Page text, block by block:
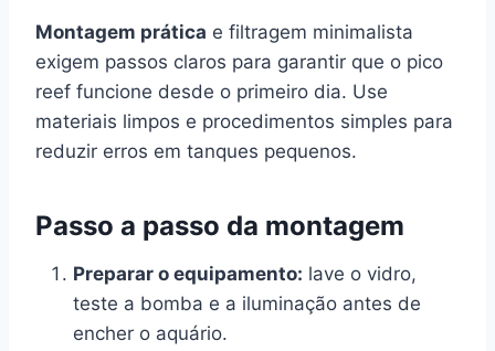
Montagem prática e filtragem minimalista
exigem passos claros para garantir que o pico
reef funcione desde o primeiro dia. Use
materiais limpos e procedimentos simples para
reduzir erros em tanques pequenos.
Passo a passo da montagem
Preparar o equipamento: lave o vidro,
teste a bomba e a iluminação antes de
encher o aquário.